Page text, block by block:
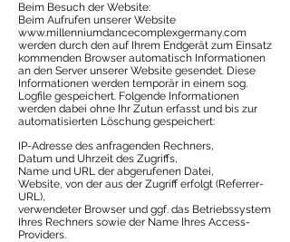
Beim Besuch der Website:
Beim Aufrufen unserer Website
www.millenniumdancecomplexgermany.com
werden durch den auf Ihrem Endgerät zum Einsatz
kommenden Browser automatisch Informationen
an den Server unserer Website gesendet. Diese
Informationen werden temporär in einem sog.
Logfile gespeichert. Folgende Informationen
werden dabei ohne Ihr Zutun erfasst und bis zur
automatisierten Löschung gespeichert:
IP-Adresse des anfragenden Rechners,
Datum und Uhrzeit des Zugriffs,
Name und URL der abgerufenen Datei,
Website, von der aus der Zugriff erfolgt (Referrer-
URL),
verwendeter Browser und ggf. das Betriebssystem
Ihres Rechners sowie der Name Ihres Access-
Providers.